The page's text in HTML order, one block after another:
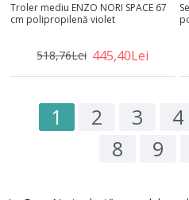
Troler mediu ENZO NORI SPACE 67
cm polipropilenă violet
445,40Lei
518,76Lei
1 2 3 4
8
9